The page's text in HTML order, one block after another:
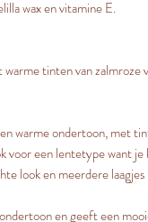
wax en vitamine E.
tinten van zalmroze
warme ondertoon, met
voor een lentetype want
look en meerdere
en geeft een